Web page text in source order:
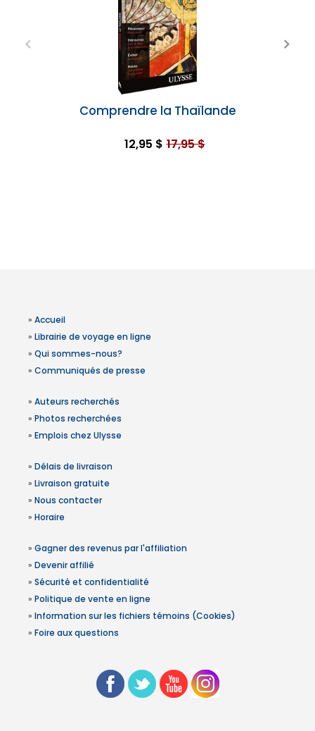
Comprendre la Thaïlande
12,95 $ 17,95 $
» Accueil
» Librairie de voyage en ligne
» Qui sommes-nous?
» Communiqués de presse
» Auteurs recherchés
» Photos recherchées
» Emplois chez Ulysse
» Délais de livraison
» Livraison gratuite
» Nous contacter
» Horaire
» Gagner des revenus par l'affiliation
» Devenir affilié
» Sécurité et confidentialité
» Politique de vente en ligne
» Information sur les fichiers témoins (Cookies)
» Foire aux questions